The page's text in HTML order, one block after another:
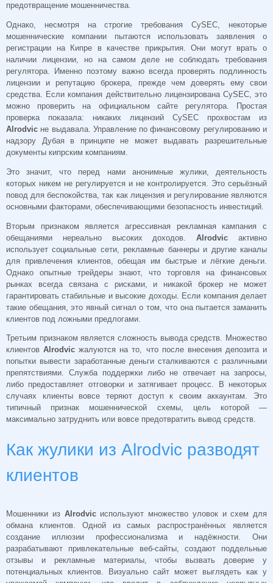
предотвращение мошенничества.
Однако, несмотря на строгие требования CySEC, некоторые
мошеннические компании пытаются использовать заявления о
регистрации на Кипре в качестве прикрытия. Они могут врать о
наличии лицензии, но на самом деле не соблюдать требования
регулятора. Именно поэтому важно всегда проверять подлинность
лицензии и репутацию брокера, прежде чем доверять ему свои
средства. Если компания действительно лицензирована CySEC, это
можно проверить на официальном сайте регулятора. Простая
проверка показала: никаких лицензий CySEC прохвостам из
Alrodvic не выдавала. Управление по финансовому регулированию и
надзору Дубая в принципе не может выдавать разрешительные
документы кипрским компаниям.
Это значит, что перед нами анонимные жулики, деятельность
которых никем не регулируется и не контролируется. Это серьёзный
повод для беспокойства, так как лицензия и регулирование являются
основными факторами, обеспечивающими безопасность инвестиций.
Вторым признаком является агрессивная рекламная кампания с
обещаниями нереально высоких доходов.Alrodvic активно
использует социальные сети, рекламные баннеры и другие каналы
для привлечения клиентов, обещая им быстрые и лёгкие деньги.
Однако опытные трейдеры знают, что торговля на финансовых
рынках всегда связана с рисками, и никакой брокер не может
гарантировать стабильные и высокие доходы. Если компания делает
такие обещания, это явный сигнал о том, что она пытается заманить
клиентов под ложными предлогами.
Третьим признаком является сложность вывода средств. Множество
клиентовAlrodvic жалуются на то, что после внесения депозита и
попытки вывести заработанные деньги сталкиваются с различными
препятствиями. Служба поддержки либо не отвечает на запросы,
либо предоставляет отговорки и затягивает процесс. В некоторых
случаях клиенты вовсе теряют доступ к своим аккаунтам. Это
типичный признак мошеннической схемы, цель которой —
максимально затруднить или вовсе предотвратить вывод средств.
Как жулики из Alrodvic разводят
клиентов
Мошенники из Alrodvicиспользуют множество уловок и схем для
обмана клиентов. Одной из самых распространённых является
создание иллюзии профессионализма и надёжности. Они
разрабатывают привлекательные веб-сайты, создают поддельные
отзывы и рекламные материалы, чтобы вызвать доверие у
потенциальных клиентов. Визуально сайт может выглядеть как у